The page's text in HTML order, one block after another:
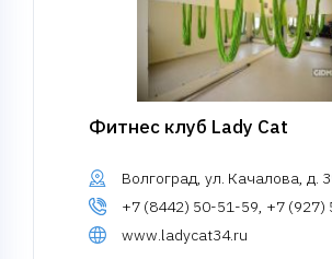
Фитнес клуб Lady Cat
Волгоград, ул. Качалова, д.
+7 (8442) 50-51-59, +7 (927)
www.ladycat34.ru